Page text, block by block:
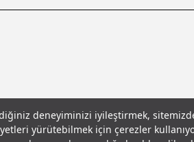
deneyiminizi iyileştirmek,
yürütebilmek için çerezler
MetniŞartlar ve Koşullar© 2026 Leecooper